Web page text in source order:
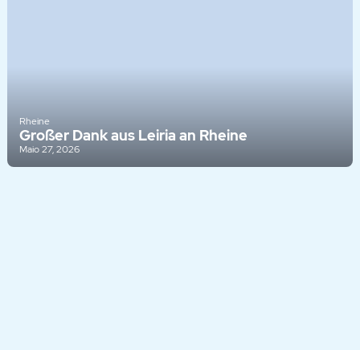
Rheine
Großer Dank aus Leiria an Rheine
Maio 27, 2026